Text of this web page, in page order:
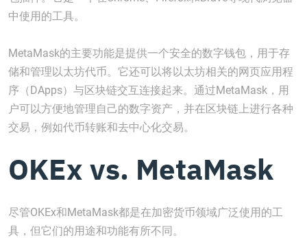
中使用的工具。
MetaMask的主要功能是提供一个安全的数字钱包，用于存
储和管理以太坊代币。它还可以将以太坊相关的网页应用程
序（DApps）与区块链交互连接起来。通过MetaMask，用
户可以方便地管理自己的数字资产，并在区块链上进行各种
交易，例如代币转账和去中心化交易。
OKEx vs. MetaMask
尽管OKEx和MetaMask都是在加密货币领域广泛使用的工
具，但它们的用途和功能有所不同。